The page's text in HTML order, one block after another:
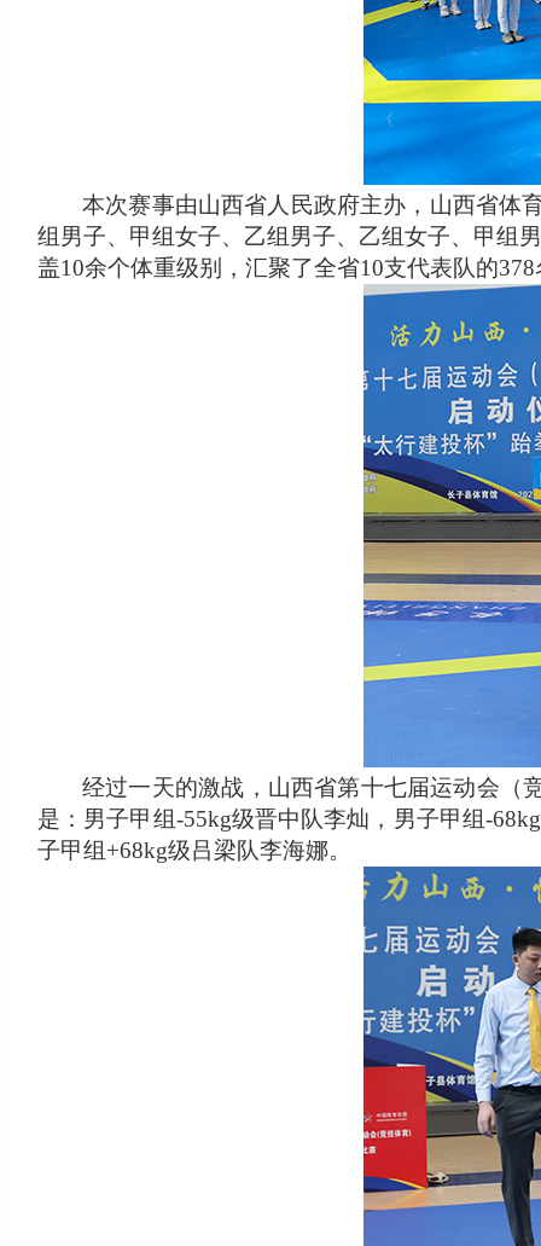
本次赛事由山西省人民政府主办，山西省体
组男子、甲组女子、乙组男子、乙组女子、甲组
盖10余个体重级别，汇聚了全省10支代表队的
经过一天的激战，山西省第十七届运动会（
是：男子甲组-55kg级晋中队李灿，男子甲组-
子甲组+68kg级吕梁队李海娜。